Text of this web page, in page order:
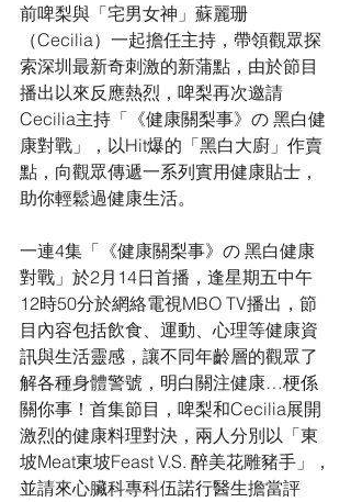
前啤梨與「宅男女神」蘇麗珊
（Cecilia）一起擔任主持，帶領觀眾探
索深圳最新奇刺激的新蒲點，由於節目
播出以來反應熱烈，啤梨再次邀請
Cecilia主持「《健康關梨事》の 黑白健
康對戰」，以Hit爆的「黑白大廚」作賣
點，向觀眾傳遞一系列實用健康貼士，
助你輕鬆過健康生活。
一連4集「《健康關梨事》の 黑白健康
對戰」於2月14日首播，逢星期五中午
12時50分於網絡電視MBO TV播出，節
目內容包括飲食、運動、心理等健康資
訊與生活靈感，讓不同年齡層的觀眾了
解各種身體警號，明白關注健康…梗係
關你事！首集節目，啤梨和Cecilia展開
激烈的健康料理對決，兩人分別以「東
坡Meat東坡Feast V.S. 醉美花雕豬手」，
並請來心臟科專科伍諾行醫生擔當評